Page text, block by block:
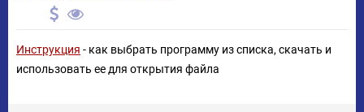
Инструкция - как выбрать программу из списка, скачать и
использовать ее для открытия файла